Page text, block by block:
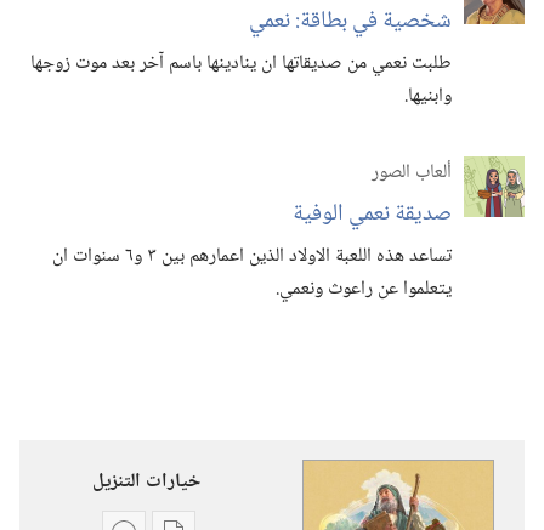
شخصية في بطاقة:‏ نعمي
طلبت نعمي من صديقاتها ان ينادينها باسم آخر بعد موت زوجها
وابنيها.‏
ألعاب الصور
صديقة نعمي الوفية
تساعد هذه اللعبة الاولاد الذين اعمارهم بين ٣ و٦ سنوات ان
يتعلموا عن راعوث ونعمي.‏
خيارات التنزيل